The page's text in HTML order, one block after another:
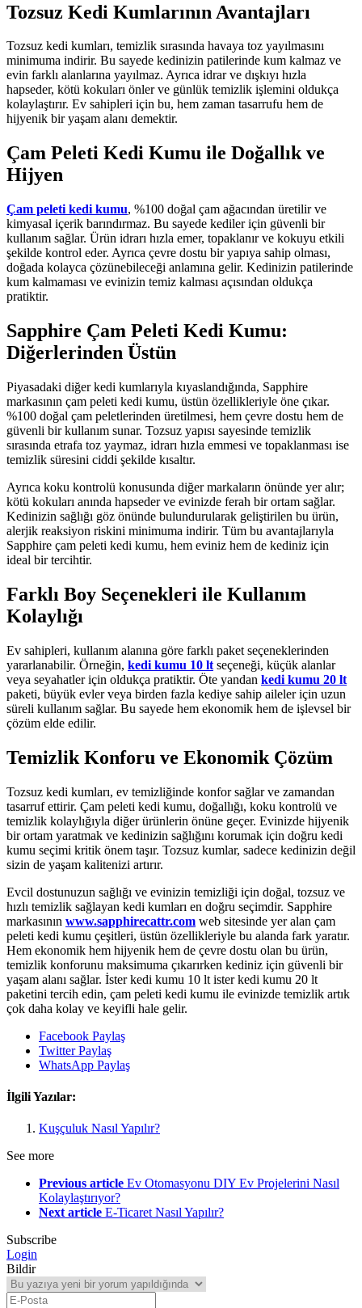
Tozsuz Kedi Kumlarının Avantajları
Tozsuz kedi kumları, temizlik sırasında havaya toz yayılmasını
minimuma indirir. Bu sayede kedinizin patilerinde kum kalmaz ve
evin farklı alanlarına yayılmaz. Ayrıca idrar ve dışkıyı hızla
hapseder, kötü kokuları önler ve günlük temizlik işlemini oldukça
kolaylaştırır. Ev sahipleri için bu, hem zaman tasarrufu hem de
hijyenik bir yaşam alanı demektir.
Çam Peleti Kedi Kumu ile Doğallık ve
Hijyen
Çam peleti kedi kumu, %100 doğal çam ağacından üretilir ve
kimyasal içerik barındırmaz. Bu sayede kediler için güvenli bir
kullanım sağlar. Ürün idrarı hızla emer, topaklanır ve kokuyu etkili
şekilde kontrol eder. Ayrıca çevre dostu bir yapıya sahip olması,
doğada kolayca çözünebileceği anlamına gelir. Kedinizin patilerinde
kum kalmaması ve evinizin temiz kalması açısından oldukça
pratiktir.
Sapphire Çam Peleti Kedi Kumu:
Diğerlerinden Üstün
Piyasadaki diğer kedi kumlarıyla kıyaslandığında, Sapphire
markasının çam peleti kedi kumu, üstün özellikleriyle öne çıkar.
%100 doğal çam peletlerinden üretilmesi, hem çevre dostu hem de
güvenli bir kullanım sunar. Tozsuz yapısı sayesinde temizlik
sırasında etrafa toz yaymaz, idrarı hızla emmesi ve topaklanması ise
temizlik süresini ciddi şekilde kısaltır.
Ayrıca koku kontrolü konusunda diğer markaların önünde yer alır;
kötü kokuları anında hapseder ve evinizde ferah bir ortam sağlar.
Kedinizin sağlığı göz önünde bulundurularak geliştirilen bu ürün,
alerjik reaksiyon riskini minimuma indirir. Tüm bu avantajlarıyla
Sapphire çam peleti kedi kumu, hem eviniz hem de kediniz için
ideal bir tercihtir.
Farklı Boy Seçenekleri ile Kullanım
Kolaylığı
Ev sahipleri, kullanım alanına göre farklı paket seçeneklerinden
yararlanabilir. Örneğin, kedi kumu 10 lt seçeneği, küçük alanlar
veya seyahatler için oldukça pratiktir. Öte yandan kedi kumu 20 lt
paketi, büyük evler veya birden fazla kediye sahip aileler için uzun
süreli kullanım sağlar. Bu sayede hem ekonomik hem de işlevsel bir
çözüm elde edilir.
Temizlik Konforu ve Ekonomik Çözüm
Tozsuz kedi kumları, ev temizliğinde konfor sağlar ve zamandan
tasarruf ettirir. Çam peleti kedi kumu, doğallığı, koku kontrolü ve
temizlik kolaylığıyla diğer ürünlerin önüne geçer. Evinizde hijyenik
bir ortam yaratmak ve kedinizin sağlığını korumak için doğru kedi
kumu seçimi kritik önem taşır. Tozsuz kumlar, sadece kedinizin değil
sizin de yaşam kalitenizi artırır.
Evcil dostunuzun sağlığı ve evinizin temizliği için doğal, tozsuz ve
hızlı temizlik sağlayan kedi kumları en doğru seçimdir. Sapphire
markasının www.sapphirecattr.com web sitesinde yer alan çam
peleti kedi kumu çeşitleri, üstün özellikleriyle bu alanda fark yaratır.
Hem ekonomik hem hijyenik hem de çevre dostu olan bu ürün,
temizlik konforunu maksimuma çıkarırken kediniz için güvenli bir
yaşam alanı sağlar. İster kedi kumu 10 lt ister kedi kumu 20 lt
paketini tercih edin, çam peleti kedi kumu ile evinizde temizlik artık
çok daha kolay ve keyifli hale gelir.
Facebook Paylaş
Twitter Paylaş
WhatsApp Paylaş
İlgili Yazılar:
Kuşçuluk Nasıl Yapılır?
See more
Previous article Ev Otomasyonu DIY Ev Projelerini Nasıl
Kolaylaştırıyor?
Next article E-Ticaret Nasıl Yapılır?
Subscribe
Login
Bildir